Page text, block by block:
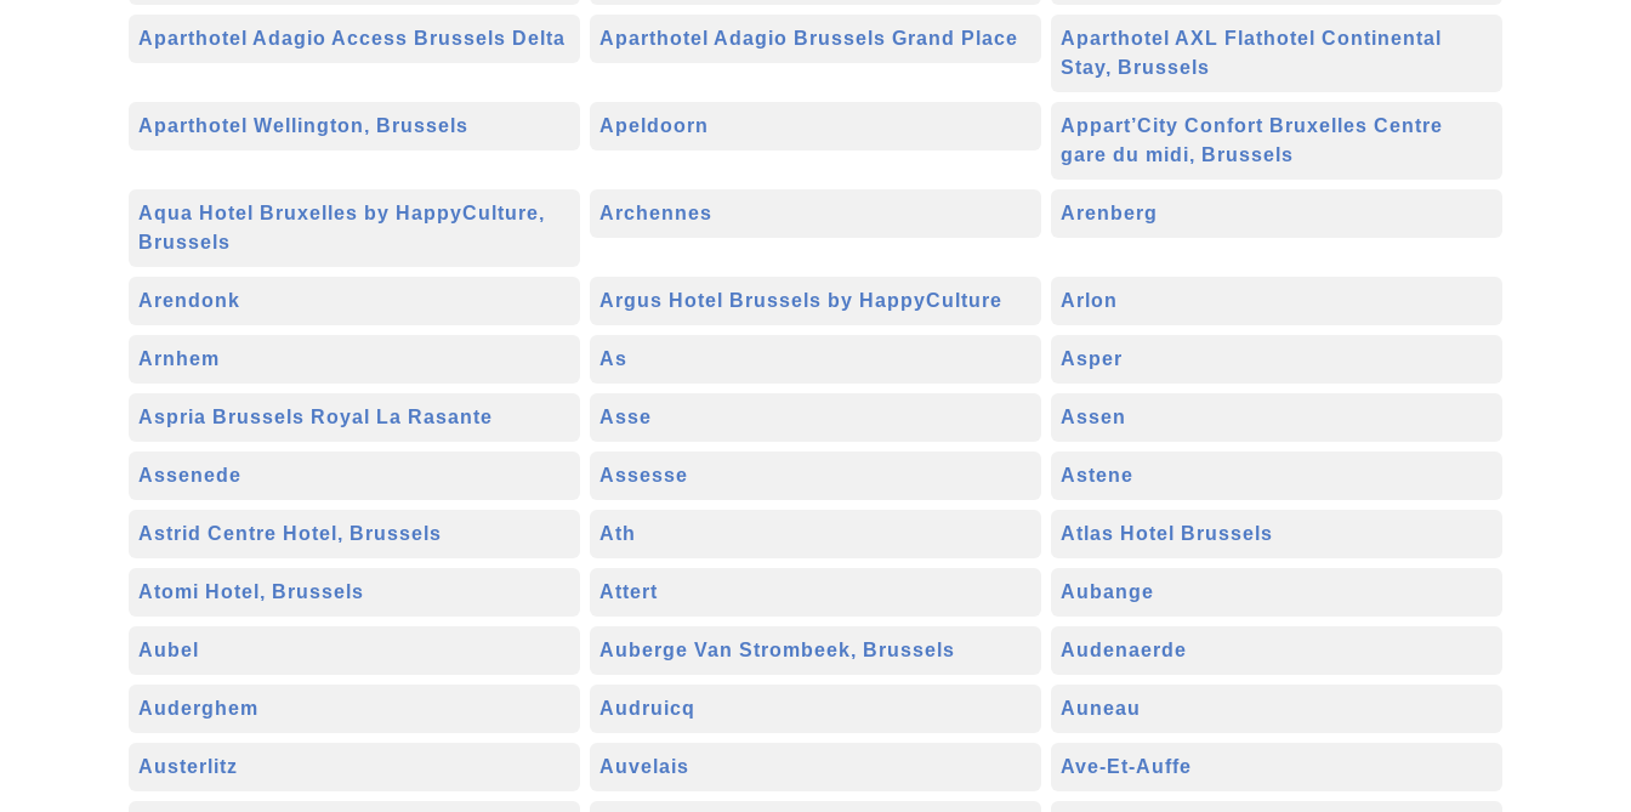
Aparthotel Adagio Access Brussels Delta Aparthotel Adagio Brussels Grand Place
Aparthotel AXL Flathotel Continental
Stay, Brussels
Aparthotel Wellington, Brussels Apeldoorn
Appart’City Confort Bruxelles Centre
gare du midi, Brussels
Aqua Hotel Bruxelles by HappyCulture,
Brussels
Archennes Arenberg
Arendonk Argus Hotel Brussels by HappyCulture Arlon
Arnhem As Asper
Aspria Brussels Royal La Rasante Asse Assen
Assenede Assesse Astene
Astrid Centre Hotel, Brussels Ath Atlas Hotel Brussels
Atomi Hotel, Brussels Attert Aubange
Aubel Auberge Van Strombeek, Brussels Audenaerde
Auderghem Audruicq Auneau
Austerlitz Auvelais Ave-Et-Auffe